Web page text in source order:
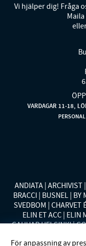
Vi hjälper dig! Fråga
VARDAGAR 11-18,
ANDIATA ARCHIVIST
BRACCI BUSNEL BY
SVEDBOM CHARVET
ELIN ET ACC ELIN
GAUHAR HELSINKI
För anpassning av